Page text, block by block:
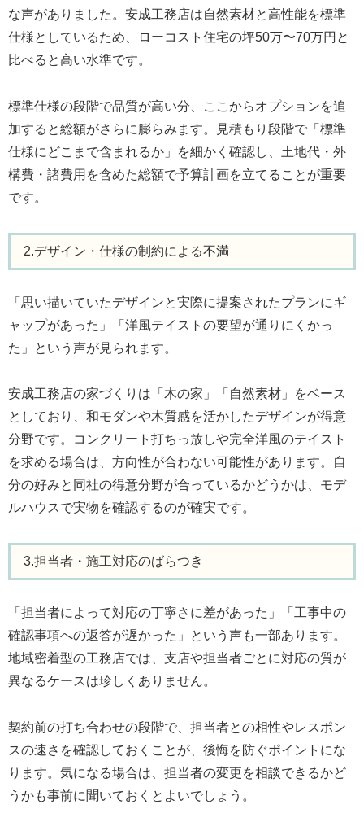
な声がありました。安成工務店は自然素材と高性能を標準
仕様としているため、ローコスト住宅の坪50万〜70万円と
比べると高い水準です。
標準仕様の段階で品質が高い分、ここからオプションを追
加すると総額がさらに膨らみます。見積もり段階で「標準
仕様にどこまで含まれるか」を細かく確認し、土地代・外
構費・諸費用を含めた総額で予算計画を立てることが重要
です。
2.デザイン・仕様の制約による不満
「思い描いていたデザインと実際に提案されたプランにギ
ャップがあった」「洋風テイストの要望が通りにくかっ
た」という声が見られます。
安成工務店の家づくりは「木の家」「自然素材」をベース
としており、和モダンや木質感を活かしたデザインが得意
分野です。コンクリート打ちっ放しや完全洋風のテイスト
を求める場合は、方向性が合わない可能性があります。自
分の好みと同社の得意分野が合っているかどうかは、モデ
ルハウスで実物を確認するのが確実です。
3.担当者・施工対応のばらつき
「担当者によって対応の丁寧さに差があった」「工事中の
確認事項への返答が遅かった」という声も一部あります。
地域密着型の工務店では、支店や担当者ごとに対応の質が
異なるケースは珍しくありません。
契約前の打ち合わせの段階で、担当者との相性やレスポン
スの速さを確認しておくことが、後悔を防ぐポイントにな
ります。気になる場合は、担当者の変更を相談できるかど
うかも事前に聞いておくとよいでしょう。